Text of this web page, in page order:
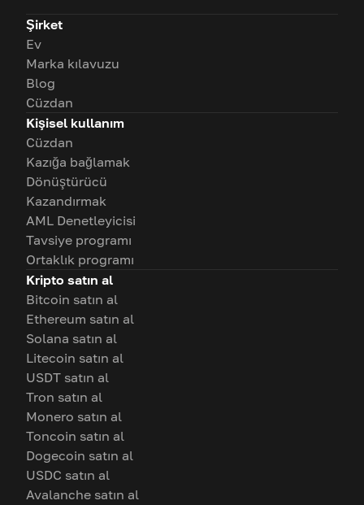
Şirket
Ev
Marka kılavuzu
Blog
Cüzdan
Kişisel kullanım
Cüzdan
Kazığa bağlamak
Dönüştürücü
Kazandırmak
AML Denetleyicisi
Tavsiye programı
Ortaklık programı
Kripto satın al
Bitcoin satın al
Ethereum satın al
Solana satın al
Litecoin satın al
USDT satın al
Tron satın al
Monero satın al
Toncoin satın al
Dogecoin satın al
USDC satın al
Avalanche satın al